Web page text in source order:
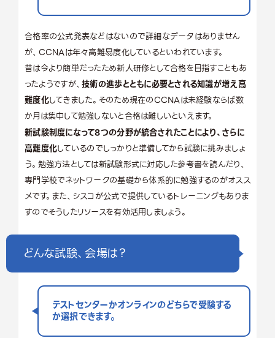
合格率の公式発表などはないので詳細なデータはありません
が、CCNAは年々高難易度化しているといわれています。
昔は今より簡単だったため新人研修として合格を目指すこともあ
ったようですが、技術の進歩とともに必要とされる知識が増え高
難度化してきました。そのため現在のCCNAは未経験ならば数
か月は集中して勉強しないと合格は難しいといえます。
新試験制度になって8つの分野が統合されたことにより、さらに
高難度化しているのでしっかりと準備してから試験に挑みましょ
う。勉強方法としては新試験形式に対応した参考書を読んだり、
専門学校でネットワークの基礎から体系的に勉強するのがオスス
メです。また、シスコが公式で提供しているトレーニングもありま
すのでそうしたリソースを有効活用しましょう。
どんな試験、会場は？
テストセンターかオンラインのどちらで受験する
か選択できます。